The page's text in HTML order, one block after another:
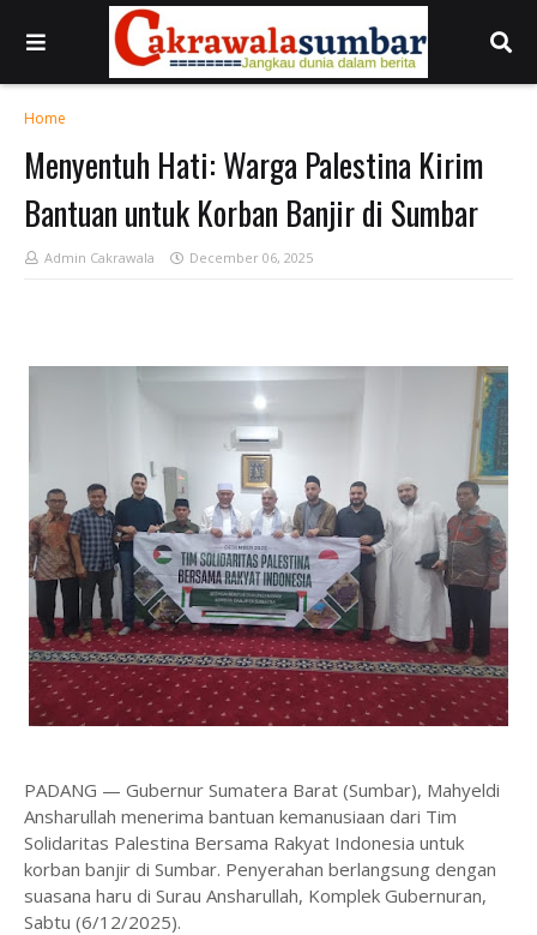
Home
Menyentuh Hati: Warga Palestina Kirim
Bantuan untuk Korban Banjir di Sumbar
Admin Cakrawala December 06, 2025
PADANG — Gubernur Sumatera Barat (Sumbar), Mahyeldi
Ansharullah menerima bantuan kemanusiaan dari Tim
Solidaritas Palestina Bersama Rakyat Indonesia untuk
korban banjir di Sumbar. Penyerahan berlangsung dengan
suasana haru di Surau Ansharullah, Komplek Gubernuran,
Sabtu (6/12/2025).